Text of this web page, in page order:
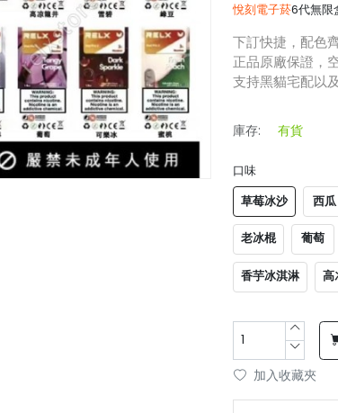
悅刻電子菸6代無限
下訂快捷，配色
正品原廠保證，
支持黑貓宅配以
庫存: 有貨
口味
草莓冰沙 西瓜
老冰棍
葡萄
香芋冰淇淋
高
加入收藏夾